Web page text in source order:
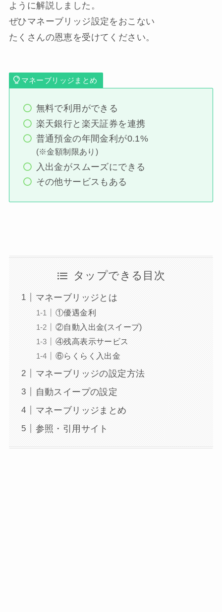
ように解説しました。
ぜひマネーブリッジ設定をおこない
たくさんの恩恵を受けてください。
マネーブリッジまとめ
無料で利用ができる
楽天銀行と楽天証券を連携
普通預金の年間金利が0.1%
(※金額制限あり)
入出金がスムーズにできる
その他サービスもある
タップできる目次
マネーブリッジとは
①優遇金利
②自動入出金(スイープ)
④残高表示サービス
⑥らくらく入出金
マネーブリッジの設定方法
自動スイープの設定
マネーブリッジまとめ
参照・引用サイト